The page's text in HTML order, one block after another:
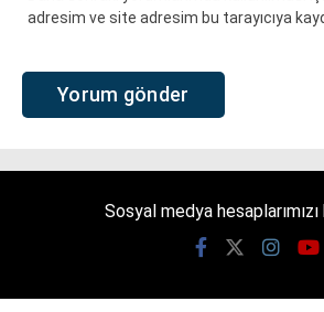
adresim ve site adresim bu tarayıcıya
Sosyal medya